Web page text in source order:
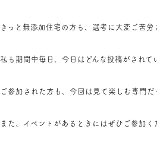
きっと無添加住宅の方も、選考に大変ご苦労
私も期間中毎日、今日はどんな投稿がされて
ご参加された方も、今回は見て楽しむ専門
また、イベントがあるときにはぜひご参加く